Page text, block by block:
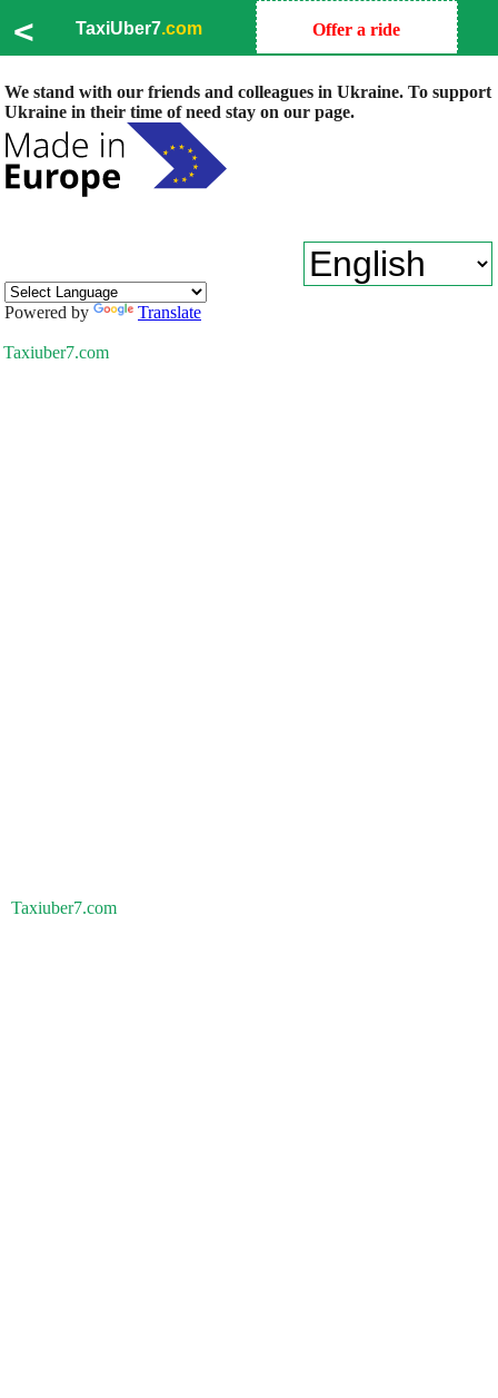
< TaxiUber7.com Offer a ride
We stand with our friends and colleagues in Ukraine. To support
Ukraine in their time of need stay on our page.
Powered by Translate
Taxiuber7.com
Taxiuber7.com